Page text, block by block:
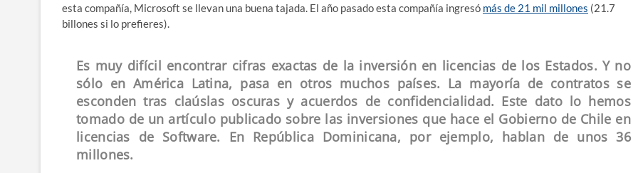
esta compañía, Microsoft se llevan una buena tajada. El año pasado esta compañía ingresó más de 21 mil millones (21.7
billones si lo prefieres).
Es muy difícil encontrar cifras exactas de la inversión en licencias de los Estados. Y no
sólo en América Latina, pasa en otros muchos países. La mayoría de contratos se
esconden tras claúslas oscuras y acuerdos de confidencialidad. Este dato lo hemos
tomado de un artículo publicado sobre las inversiones que hace el Gobierno de Chile en
licencias de Software. En República Dominicana, por ejemplo, hablan de unos 36
millones.